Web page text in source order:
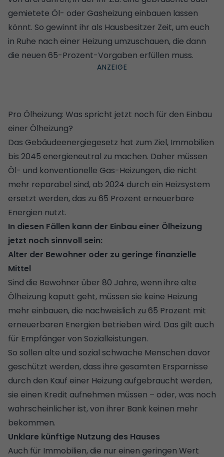
gemietete Öl- oder Gasheizung einbauen lassen
könnt. So gewinnt ihr als Hausbesitzer Zeit, um euch
in Ruhe nach einer Heizung umzuschauen, die dann
die neuen 65-Prozent-Vorgaben erfüllen muss.
Pro Ölheizung: Was spricht jetzt noch für den Einbau
einer Ölheizung?
Das Gebäudeenergiegesetz hat zum Ziel, Immobilien
bis 2045 energieneutral zu machen. Daher müssen
Öl- und konventionelle Gas-Heizungen, die nicht
mehr reparabel sind, ab 2024 durch ein Heizsystem
ersetzt werden, das zu 65 Prozent erneuerbare
Energien nutzt.
In diesen Fällen kann der Einbau einer Ölheizung
jetzt noch sinnvoll sein:
Alter der Bewohner oder zu geringe finanzielle
Mittel
Sind die Bewohner über 80 Jahre, wenn ihre alte
Ölheizung kaputt geht, müssen sie keine Heizung
mehr einbauen, die nachweislich zu 65 Prozent mit
erneuerbaren Energien betrieben wird. Das gilt auch
für Empfänger von Sozialleistungen.
So sollen alte und sozial schwache Menschen davor
geschützt werden, dass ihre gesamten Ersparnisse
durch den Kauf einer Heizung aufgebraucht werden,
sie einen Kredit aufnehmen müssen ­– oder, was noch
wahrscheinlicher ist, von ihrer Bank keinen mehr
bekommen.
Unklare künftige Nutzung des Hauses
Auch für Immobilien, die nur einen geringen Wert